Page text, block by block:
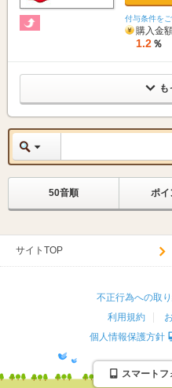
付与条件を
購入金
1.2 ％
も
50音順 ポイ
サイトTOP
不正行為への取
利用規約
個人情報保護方針
スマートフ